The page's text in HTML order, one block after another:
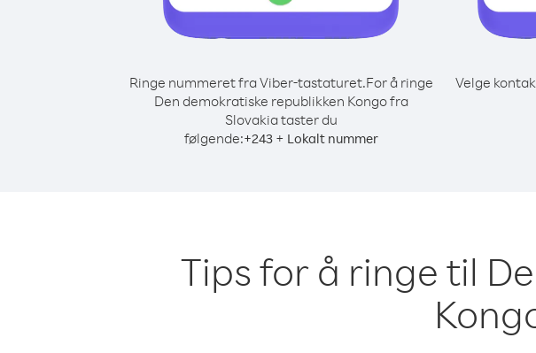
Ringe nummeret fra Viber-tastaturet.For å ringe
Den demokratiske republikken Kongo fra
Slovakia taster du
følgende:+243+ Lokalt nummer
Velge
Tips for å ringe til